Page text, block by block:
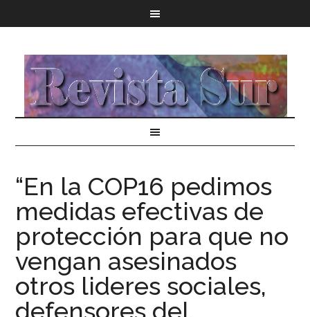
“En la COP16 pedimos
medidas efectivas de
protección para que no
vengan asesinados
otros lideres sociales,
defensores del